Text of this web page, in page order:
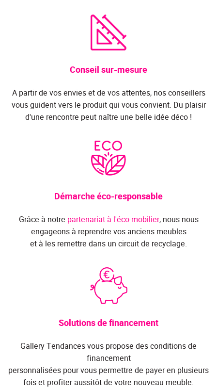
Conseil sur-mesure
A partir de vos envies et de vos attentes, nos conseillers
vous guident vers le produit qui vous convient. Du plaisir
d'une rencontre peut naître une belle idée déco !
Démarche éco-responsable
Grâce à notre partenariat à l'éco-mobilier, nous nous
engageons à reprendre vos anciens meubles
et à les remettre dans un circuit de recyclage.
Solutions de financement
Gallery Tendances vous propose des conditions de
financement
personnalisées pour vous permettre de payer en plusieurs
fois et profiter aussitôt de votre nouveau meuble.